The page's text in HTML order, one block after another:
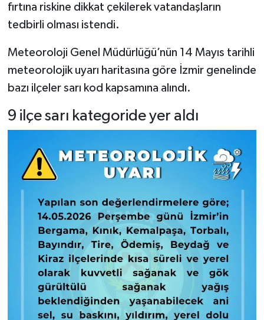
fırtına riskine dikkat çekilerek vatandaşların
tedbirli olması istendi.
Meteoroloji Genel Müdürlüğü’nün 14 Mayıs tarihli
meteorolojik uyarı haritasına göre İzmir genelinde
bazı ilçeler sarı kod kapsamına alındı.
9 ilçe sarı kategoride yer aldı